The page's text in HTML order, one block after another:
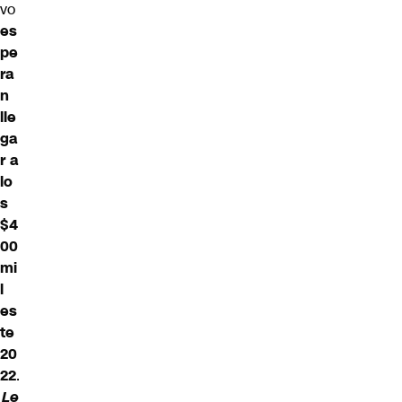
vo
es
pe
ra
n
lle
ga
r a
lo
s
$4
00
mi
l
es
te
20
22.
Le